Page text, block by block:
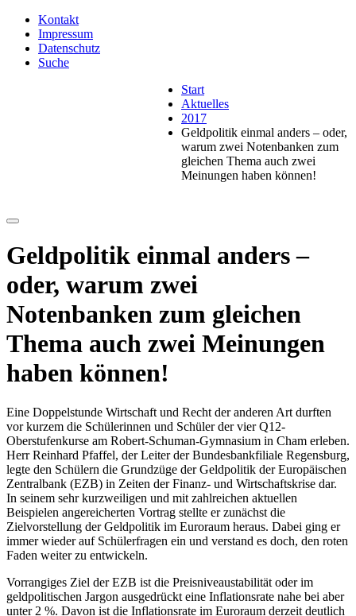
Kontakt
Impressum
Datenschutz
Suche
Start
Aktuelles
2017
Geldpolitik einmal anders – oder,
warum zwei Notenbanken zum
gleichen Thema auch zwei
Meinungen haben können!
Geldpolitik einmal anders –
oder, warum zwei
Notenbanken zum gleichen
Thema auch zwei Meinungen
haben können!
Eine Doppelstunde Wirtschaft und Recht der anderen Art durften
vor kurzem die Schülerinnen und Schüler der vier Q12-
Oberstufenkurse am Robert-Schuman-Gymnasium in Cham erleben.
Herr Reinhard Pfaffel, der Leiter der Bundesbankfiliale Regensburg,
legte den Schülern die Grundzüge der Geldpolitik der Europäischen
Zentralbank (EZB) in Zeiten der Finanz- und Wirtschaftskrise dar.
In seinem sehr kurzweiligen und mit zahlreichen aktuellen
Beispielen angereicherten Vortrag stellte er zunächst die
Zielvorstellung der Geldpolitik im Euroraum heraus. Dabei ging er
immer wieder auf Schülerfragen ein und verstand es doch, den roten
Faden weiter zu entwickeln.
Vorrangiges Ziel der EZB ist die Preisniveaustabilität oder im
geldpolitischen Jargon ausgedrückt eine Inflationsrate nahe bei aber
unter 2 %. Davon ist die Inflationsrate im Euroraum derzeit deutlich